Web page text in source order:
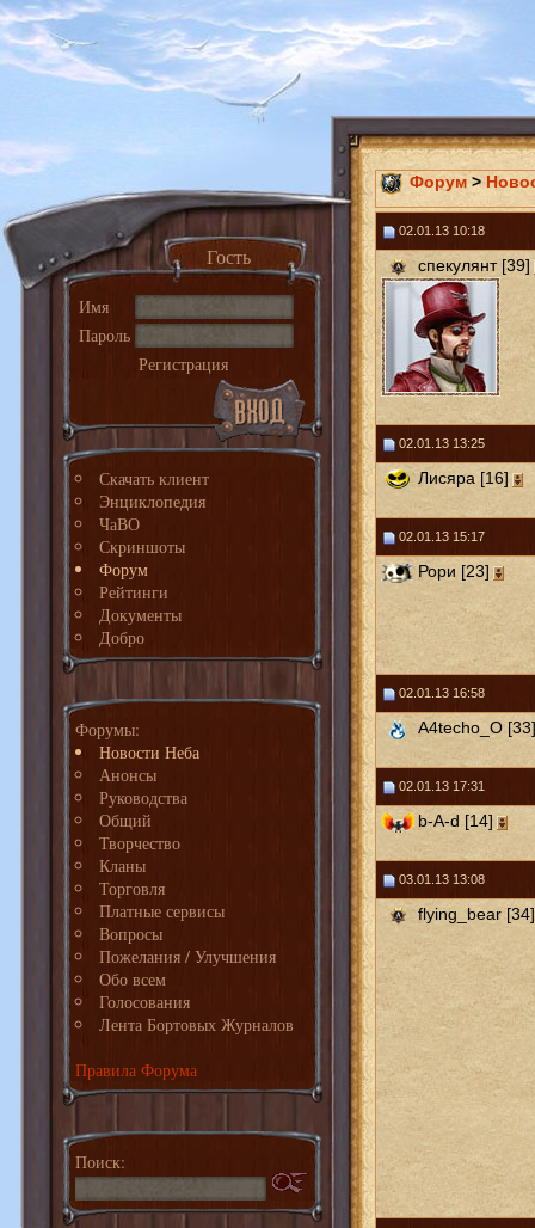
Гость
Имя
Пароль
Регистрация
Скачать клиент
Энциклопедия
ЧаВО
Скриншоты
Форум
Рейтинги
Документы
Добро
Форумы:
Новости Неба
Анонсы
Руководства
Общий
Творчество
Кланы
Торговля
Платные сервисы
Вопросы
Пожелания / Улучшения
Обо всем
Голосования
Лента Бортовых Журналов
Правила Форума
Поиск:
Форум >
02.01.13 10:18
спекулянт [39]
02.01.13 13:25
Лисяра [16]
02.01.13 15:17
Рори [23]
02.01.13 16:58
A4techo_O [33]
02.01.13 17:31
b-A-d [14]
03.01.13 13:08
flying_bear [34]